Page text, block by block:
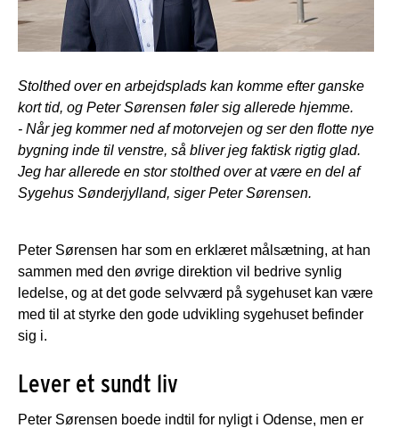
Stolthed over en arbejdsplads kan komme efter ganske
kort tid, og Peter Sørensen føler sig allerede hjemme.
- Når jeg kommer ned af motorvejen og ser den flotte nye
bygning inde til venstre, så bliver jeg faktisk rigtig glad.
Jeg har allerede en stor stolthed over at være en del af
Sygehus Sønderjylland, siger Peter Sørensen.
Peter Sørensen har som en erklæret målsætning, at han
sammen med den øvrige direktion vil bedrive synlig
ledelse, og at det gode selvværd på sygehuset kan være
med til at styrke den gode udvikling sygehuset befinder
sig i.
Lever et sundt liv
Peter Sørensen boede indtil for nyligt i Odense, men er